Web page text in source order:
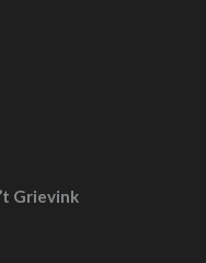
Grievink